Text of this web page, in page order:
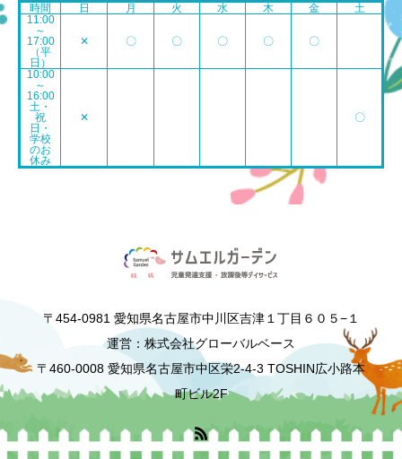
時間 日 月 火 水 木 金
土
11:00
～
17:00
（平
日）
✕ 〇 〇 〇 〇 〇
10:00
～
16:00
土・
祝
日・
学校
のお
休み
✕ 〇
〒454-0981 愛知県名古屋市中川区吉津１丁目６０５−１
運営：株式会社グローバルベース
〒460-0008 愛知県名古屋市中区栄2-4-3 TOSHIN広小路本
町ビル2F